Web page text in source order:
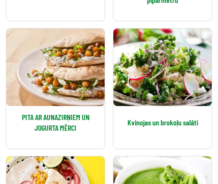
PITA AR AUNAZIRŅIEM UN
JOGURTA MĒRCI
Kvinojas un brokoļu salāti